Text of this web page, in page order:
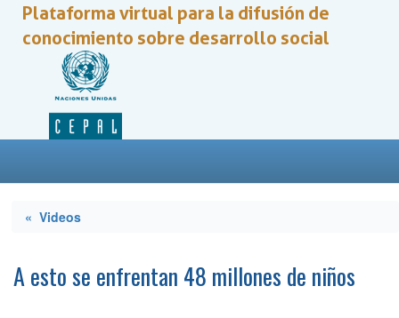
Plataforma virtual para la difusión de
conocimiento sobre desarrollo social
« Videos
A esto se enfrentan 48 millones de niños